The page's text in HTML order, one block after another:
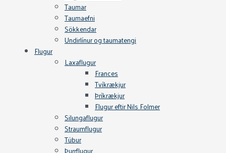
Taumar
Taumaefni
Sökkendar
Undirlínur og taumatengi
Flugur
Laxaflugur
Frances
Tvíkrækjur
Þríkrækjur
Flugur eftir Nils Folmer
Silungaflugur
Straumflugur
Túbur